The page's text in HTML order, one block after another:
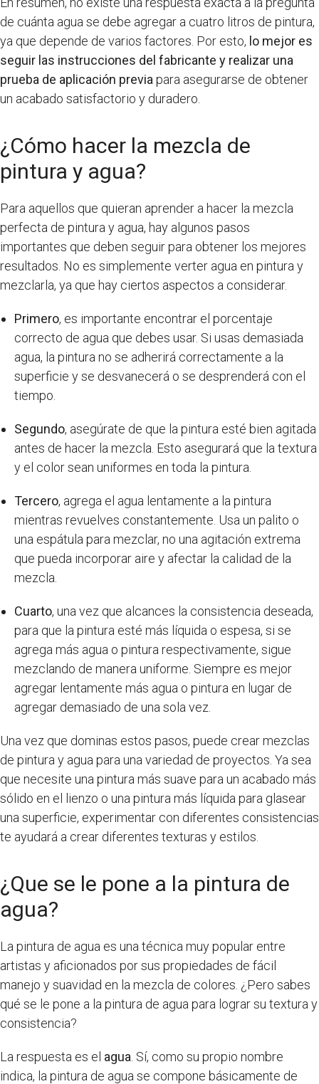
de cuánta agua se debe agregar a cuatro litros de pintura,
ya que depende de varios factores. Por esto, lo mejor es
seguir las instrucciones del fabricante y realizar una
prueba de aplicación previa para asegurarse de obtener
un acabado satisfactorio y duradero.
¿Cómo hacer la mezcla de
pintura y agua?
Para aquellos que quieran aprender a hacer la mezcla
perfecta de pintura y agua, hay algunos pasos
importantes que deben seguir para obtener los mejores
resultados. No es simplemente verter agua en pintura y
mezclarla, ya que hay ciertos aspectos a considerar.
Primero, es importante encontrar el porcentaje
correcto de agua que debes usar. Si usas demasiada
agua, la pintura no se adherirá correctamente a la
superficie y se desvanecerá o se desprenderá con el
tiempo.
Segundo, asegúrate de que la pintura esté bien agitada
antes de hacer la mezcla. Esto asegurará que la textura
y el color sean uniformes en toda la pintura.
Tercero, agrega el agua lentamente a la pintura
mientras revuelves constantemente. Usa un palito o
una espátula para mezclar, no una agitación extrema
que pueda incorporar aire y afectar la calidad de la
mezcla.
Cuarto, una vez que alcances la consistencia deseada,
para que la pintura esté más líquida o espesa, si se
agrega más agua o pintura respectivamente, sigue
mezclando de manera uniforme. Siempre es mejor
agregar lentamente más agua o pintura en lugar de
agregar demasiado de una sola vez.
Una vez que dominas estos pasos, puede crear mezclas
de pintura y agua para una variedad de proyectos. Ya sea
que necesite una pintura más suave para un acabado más
sólido en el lienzo o una pintura más líquida para glasear
una superficie, experimentar con diferentes consistencias
te ayudará a crear diferentes texturas y estilos.
¿Que se le pone a la pintura de
agua?
La pintura de agua es una técnica muy popular entre
artistas y aficionados por sus propiedades de fácil
manejo y suavidad en la mezcla de colores. ¿Pero sabes
qué se le pone a la pintura de agua para lograr su textura y
consistencia?
La respuesta es el agua . Sí, como su propio nombre
indica, la pintura de agua se compone básicamente de